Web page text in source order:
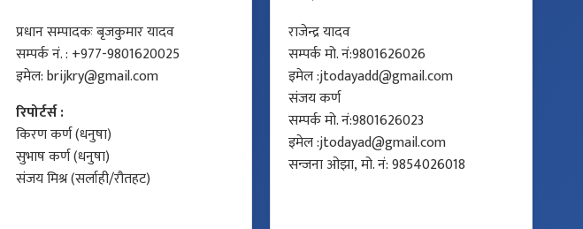
प्रधान सम्पादकः बृजकुमार यादव
सम्पर्क नं. : +977-9801620025
इमेल:brijkry@gmail.com
रिपोर्टर्स :
किरण कर्ण (धनुषा)
सुभाष कर्ण (धनुषा)
संजय मिश्र (सर्लाही/रौतहट)
राजेन्द्र यादव
सम्पर्क मो. नं:9801626026
इमेल :jtodayadd@gmail.com
संजय कर्ण
सम्पर्क मो. नं:9801626023
इमेल :jtodayad@gmail.com
सन्जना ओझा, मो. नं: 9854026018